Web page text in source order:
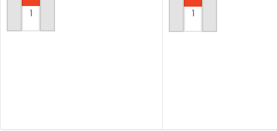
AJOUTER AU PANIER AJOUTER AU PANIER